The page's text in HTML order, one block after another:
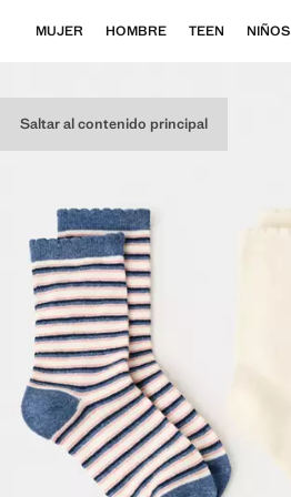
Saltar al contenido principal
MUJER HOMBRE TEEN NIÑOS